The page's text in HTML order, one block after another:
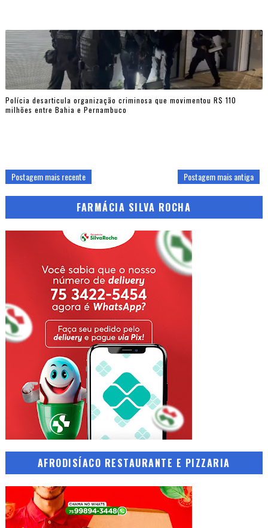
Polícia desarticula organização criminosa que movimentou R$ 110
milhões entre Bahia e Pernambuco
Postagem mais recente Postagem mais antiga
FARMÁCIA SILVA ROCHA
AFRODISÍACO RESTAURANTE E PIZZARIA